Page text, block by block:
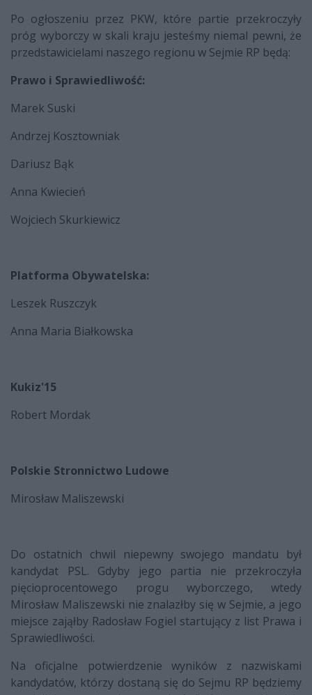
Po ogłoszeniu przez PKW, które partie przekroczyły
próg wyborczy w skali kraju jesteśmy niemal pewni, że
przedstawicielami naszego regionu w Sejmie RP będą:
Prawo i Sprawiedliwość:
Marek Suski
Andrzej Kosztowniak
Dariusz Bąk
Anna Kwiecień
Wojciech Skurkiewicz
Platforma Obywatelska:
Leszek Ruszczyk
Anna Maria Białkowska
Kukiz'15
Robert Mordak
Polskie Stronnictwo Ludowe
Mirosław Maliszewski
Do ostatnich chwil niepewny swojego mandatu był
kandydat PSL. Gdyby jego partia nie przekroczyła
pięcioprocentowego progu wyborczego, wtedy
Mirosław Maliszewski nie znalazłby się w Sejmie, a jego
miejsce zająłby Radosław Fogiel startujący z list Prawa i
Sprawiedliwości.
Na oficjalne potwierdzenie wyników z nazwiskami
kandydatów, którzy dostaną się do Sejmu RP będziemy